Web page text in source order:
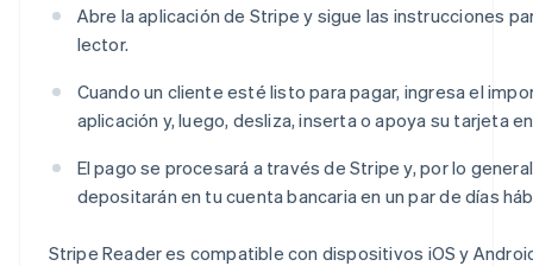
Abre la aplicación de Stripe y sigue las instrucciones
lector.
Cuando un cliente esté listo para pagar, ingresa el
aplicación y, luego, desliza, inserta o apoya su tarjeta
El pago se procesará a través de Stripe y, por lo
depositarán en tu cuenta bancaria en un par de días
Stripe Reader es compatible con dispositivos iOS y